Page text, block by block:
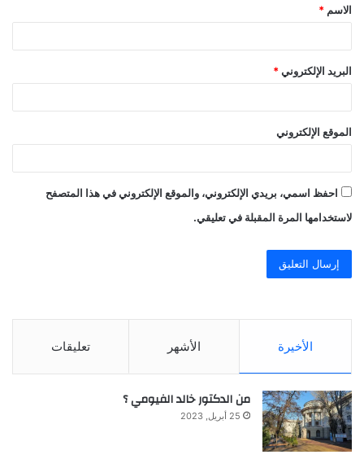
*
الاسم *
البريد الإلكتروني *
الموقع الإلكتروني
احفظ اسمي، بريدي الإلكتروني، والموقع الإلكتروني في هذا المتصفح
لاستخدامها المرة المقبلة في تعليقي.
الأخيرة الأشهر تعليقات
من الدكتور خالد الفيومي ؟
25 أبريل, 2023